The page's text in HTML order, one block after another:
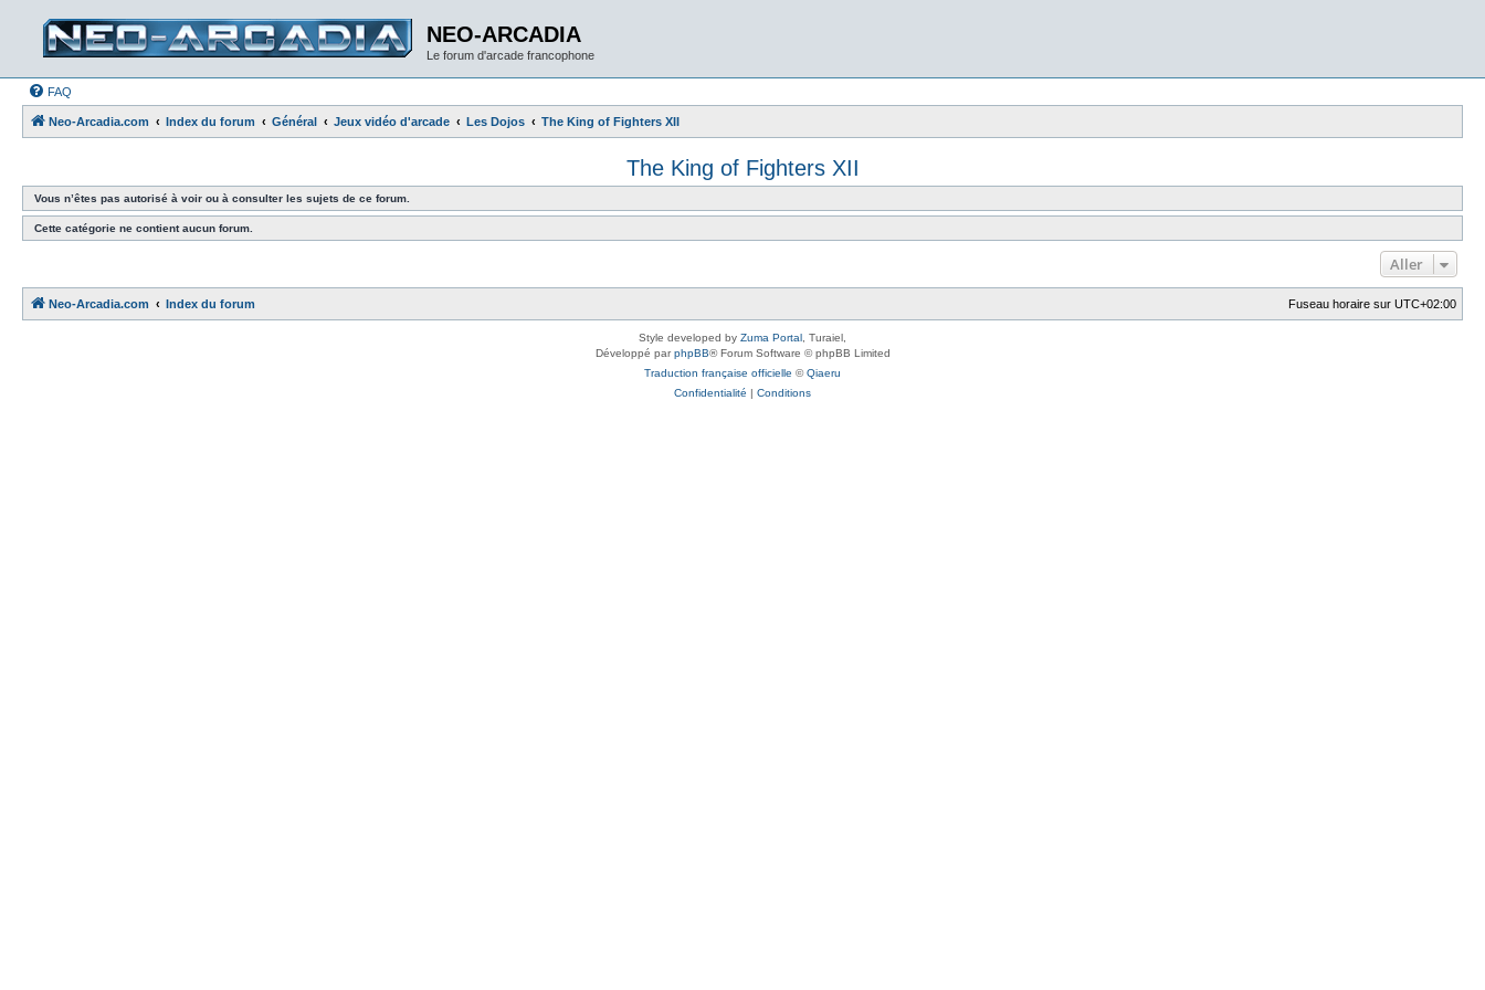
NEO-ARCADIA
Le forum d'arcade francophone
FAQ
Neo-Arcadia.com Index du forum Général Jeux vidéo d'arcade Les Dojos The King of Fighters XII
The King of Fighters XII
Vous n’êtes pas autorisé à voir ou à consulter les sujets de ce forum.
Cette catégorie ne contient aucun forum.
Aller
Neo-Arcadia.com Index du forum Fuseau horaire sur UTC+02:00
Style developed by Zuma Portal , Turaiel,
Développé parphpBB® Forum Software © phpBB Limited
Traduction française officielle ©Qiaeru
Confidentialité | Conditions